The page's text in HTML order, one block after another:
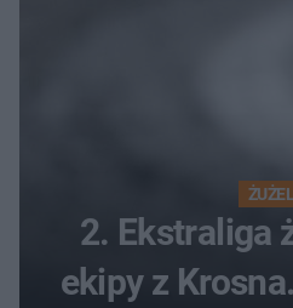
ŻUŻEL
2. Ekstraliga
ekipy z